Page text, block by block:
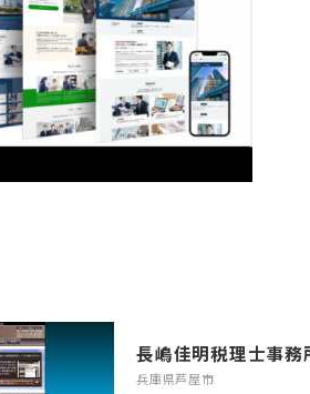
長嶋佳明税理士事務
兵庫県芦屋市